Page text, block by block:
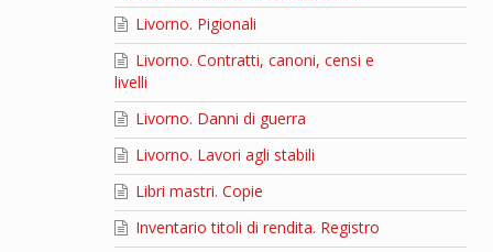
Livorno. Pigionali
Livorno. Contratti, canoni, censi e
livelli
Livorno. Danni di guerra
Livorno. Lavori agli stabili
Libri mastri. Copie
Inventario titoli di rendita. Registro